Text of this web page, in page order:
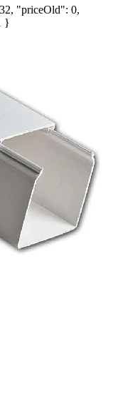
"priceOld": 0,
}